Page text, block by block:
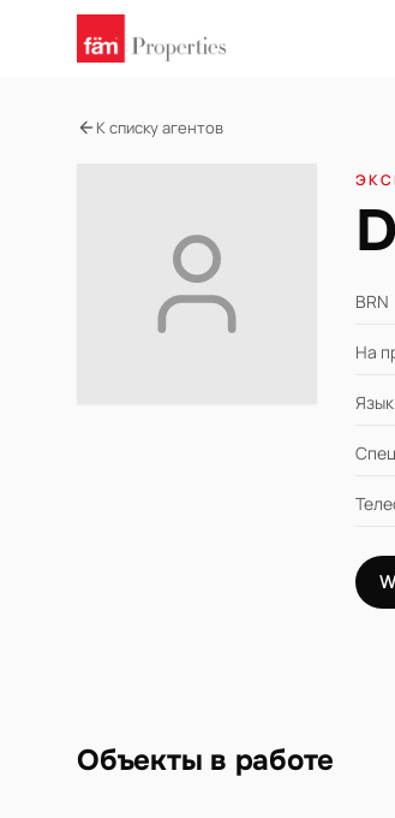
К списку агентов
BRN
На
Объекты в работе